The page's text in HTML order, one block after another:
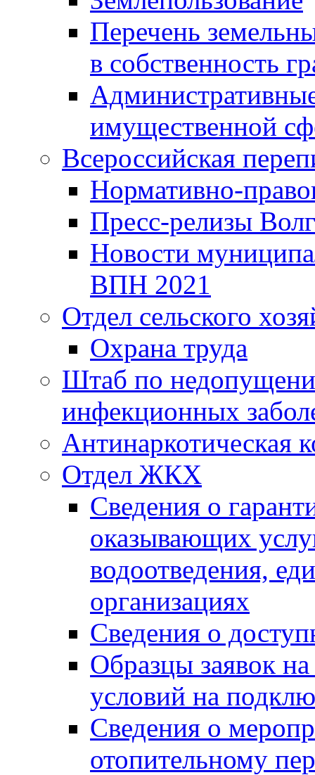
Перечень
в собственность
имущественной
Всероссийская
Нормативно-
Пресс-релизы
Новости
ВПН 2021
Отдел сельского
Охрана труда
Штаб по
инфекционных
Антинаркотическая
Отдел ЖКХ
Сведения о
оказывающих
водоотведения,
организациях
Сведения о
Образцы заявок
условий на
Сведения о
отопительному